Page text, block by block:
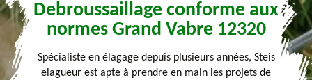
Debroussaillage conforme aux
normes Grand Vabre 12320
Spécialiste en élagage depuis plusieurs années, Steis
elagueur est apte à prendre en main les projets de